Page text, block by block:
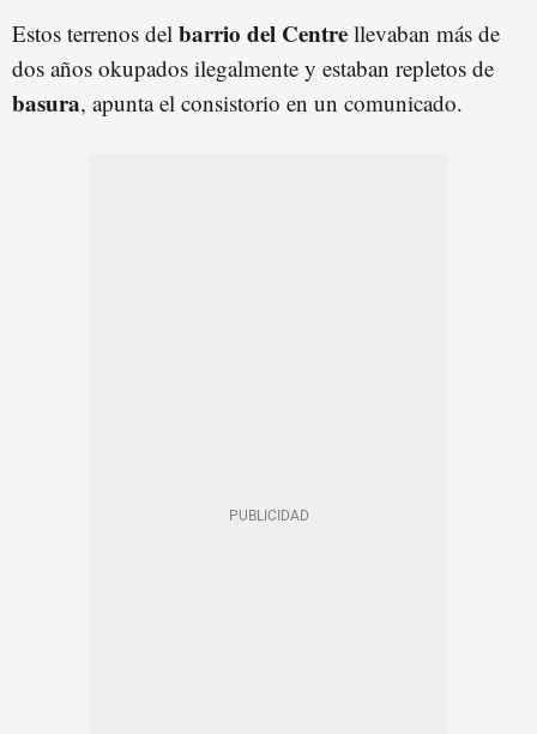
Estos terrenos del barrio del Centre llevaban más de
dos años okupados ilegalmente y estaban repletos de
basura, apunta el consistorio en un comunicado.